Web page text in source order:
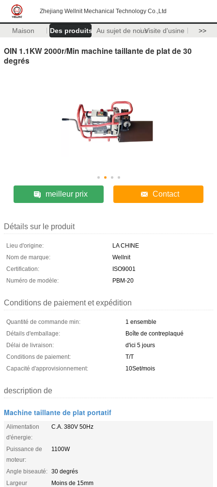
Zhejiang Wellnit Mechanical Technology Co.,Ltd
Maison Des produits Au sujet de nousVisite d'usine >>
OIN 1.1KW 2000r/Min machine taillante de plat de 30
degrés
meilleur prix Contact
Détails sur le produit
Lieu d'origine:
LA CHINE
Nom de marque:
Wellnit
Certification:
ISO9001
Numéro de modèle:
PBM-20
Conditions de paiement et expédition
Quantité de commande min:
1 ensemble
Détails d'emballage:
Boîte de contreplaqué
Délai de livraison:
d'ici 5 jours
Conditions de paiement:
T/T
Capacité d'approvisionnement:
10Set/mois
description de
Machine taillante de plat portatif
Alimentation
d'énergie:
C.A. 380V 50Hz
Puissance de
moteur:
1100W
Angle biseauté: 30 degrés
Largeur
Moins de 15mm